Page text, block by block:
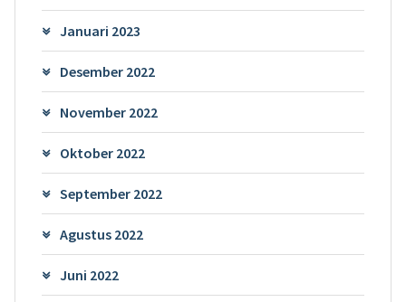
Januari 2023
Desember 2022
November 2022
Oktober 2022
September 2022
Agustus 2022
Juni 2022